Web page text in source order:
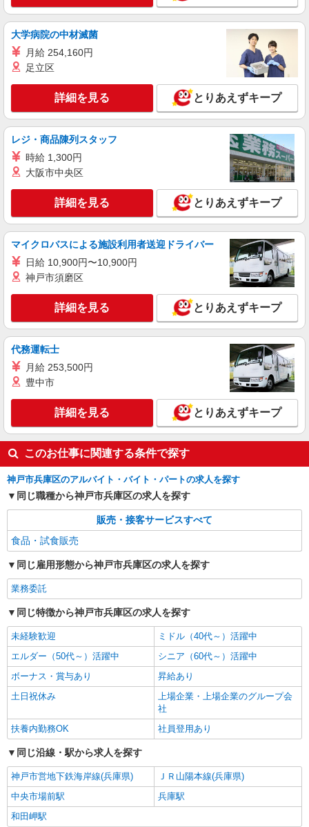
大学病院の中材滅菌
月給 254,160円
足立区
詳細を見る とりあえずキープ
レジ・商品陳列スタッフ
時給 1,300円
大阪市中央区
詳細を見る とりあえずキープ
マイクロバスによる施設利用者送迎ドライバー
日給 10,900円〜10,900円
神戸市須磨区
詳細を見る とりあえずキープ
代務運転士
月給 253,500円
豊中市
詳細を見る とりあえずキープ
このお仕事に関連する条件で探す
神戸市兵庫区のアルバイト・バイト・パートの求人を探す
同じ職種から神戸市兵庫区の求人を探す
販売・接客サービスすべて
食品・試食販売
同じ雇用形態から神戸市兵庫区の求人を探す
業務委託
同じ特徴から神戸市兵庫区の求人を探す
未経験歓迎
ミドル（40代～）活躍中
エルダー（50代～）活躍中
シニア（60代～）活躍中
ボーナス・賞与あり
昇給あり
土日祝休み
上場企業・上場企業のグループ会
社
扶養内勤務OK
社員登用あり
同じ沿線・駅から求人を探す
神戸市営地下鉄海岸線(兵庫県)
ＪＲ山陽本線(兵庫県)
中央市場前駅
兵庫駅
和田岬駅